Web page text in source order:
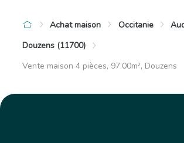
Achat maison Occitanie
Douzens (11700)
Vente maison 4 pièces, 97.00m², Douzens